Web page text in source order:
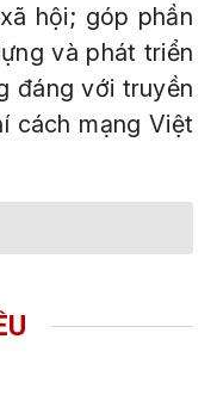
hội; góp phần
và phát triển
đáng với truyền
cách mạng Việt